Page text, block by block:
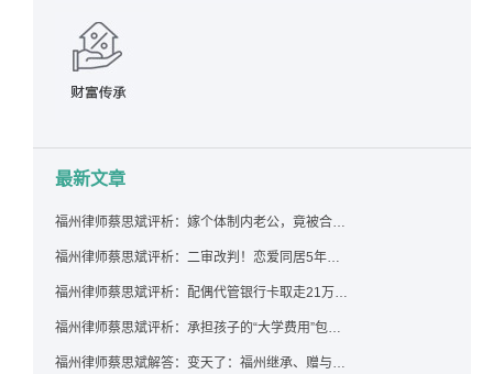
最新文章
福州律师蔡思斌评析：嫁个体制内老公，竟被合伙设局背上近百万债务，婚前不查征信真要命！
福州律师蔡思斌评析：二审改判！恋爱同居5年为女友买车，分手后能要回吗？
福州律师蔡思斌评析：配偶代管银行卡取走21万，离婚后这笔钱还要得回来吗？
福州律师蔡思斌评析：承担孩子的“大学费用”包括高额留学费用吗？
福州律师蔡思斌解答：变天了：福州继承、赠与房产转让要收20%个税？福州国税官方回复来了！